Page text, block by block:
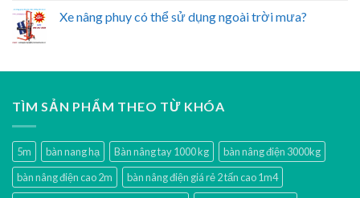
Xe nâng phuy có thể sử dụng ngoài trời mưa?
TÌM SẢN PHẨM THEO TỪ KHÓA
5m bàn nang hạ Bàn nâng tay 1000 kg
bàn nâng điện 3000kg
bàn nâng điện cao 2m
bàn nâng điện giá rẻ 2 tấn cao 1m4